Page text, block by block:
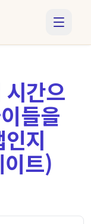
간으
들을
지
트)